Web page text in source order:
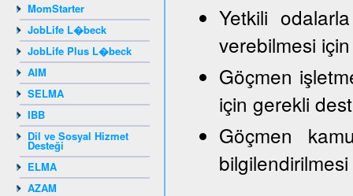
MomStarter
JobLife L�beck
JobLife Plus L�beck
AIM
SELMA
IBB
Dil ve Sosyal Hizmet
Desteği
ELMA
AZAM
Yetkili
verebilmesi
Göçmen
için gerekli
Göçmen
bilgilendirilmesi